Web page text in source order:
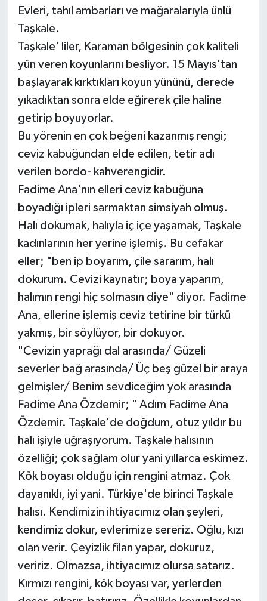
Evleri, tahıl ambarları ve mağaralarıyla ünlü
Taşkale.
Taşkale' liler, Karaman bölgesinin çok kaliteli
yün veren koyunlarını besliyor. 15 Mayıs'tan
başlayarak kırktıkları koyun yününü, derede
yıkadıktan sonra elde eğirerek çile haline
getirip boyuyorlar.
Bu yörenin en çok beğeni kazanmış rengi;
ceviz kabuğundan elde edilen, tetir adı
verilen bordo- kahverengidir.
Fadime Ana'nın elleri ceviz kabuğuna
boyadığı ipleri sarmaktan simsiyah olmuş.
Halı dokumak, halıyla iç içe yaşamak, Taşkale
kadınlarının her yerine işlemiş. Bu cefakar
eller; "ben ip boyarım, çile sararım, halı
dokurum. Cevizi kaynatır; boya yaparım,
halımın rengi hiç solmasın diye" diyor. Fadime
Ana, ellerine işlemiş ceviz tetirine bir türkü
yakmış, bir söylüyor, bir dokuyor.
"Cevizin yaprağı dal arasında/ Güzeli
severler bağ arasında/ Üç beş güzel bir araya
gelmişler/ Benim sevdiceğim yok arasında
Fadime Ana Özdemir; " Adım Fadime Ana
Özdemir. Taşkale'de doğdum, otuz yıldır bu
halı işiyle uğraşıyorum. Taşkale halısının
özelliği; çok sağlam olur yani yıllarca eskimez.
Kök boyası olduğu için rengini atmaz. Çok
dayanıklı, iyi yani. Türkiye'de birinci Taşkale
halısı. Kendimizin ihtiyacımız olan şeyleri,
kendimiz dokur, evlerimize sereriz. Oğlu, kızı
olan verir. Çeyizlik filan yapar, dokuruz,
veririz. Olmazsa, ihtiyacımız olursa satarız.
Kırmızı rengini, kök boyası var, yerlerden